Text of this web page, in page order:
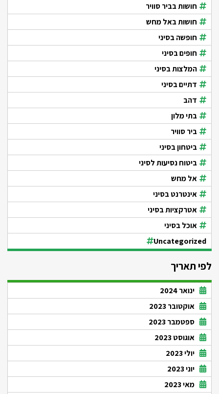
חושות בביר סוויר
חושות באל מחש
חופשה בסיני
חופים בסיני
המלצות בסיני
דתיים בסיני
דהב
בתי מלון
ביר סוויר
ביטחון בסיני
ביטוח נסיעות לסיני
אל מחש
אינטרנט בסיני
אטרקציות בסיני
אוכל בסיני
Uncategorized
לפי תאריך
ינואר 2024
אוקטובר 2023
ספטמבר 2023
אוגוסט 2023
יולי 2023
יוני 2023
מאי 2023